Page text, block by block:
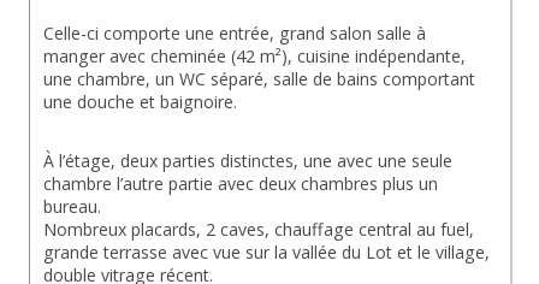
Celle-ci comporte une entrée, grand salon salle à
manger avec cheminée (42 m²), cuisine indépendante,
une chambre, un WC séparé, salle de bains comportant
une douche et baignoire.
À l’étage, deux parties distinctes, une avec une seule
chambre l’autre partie avec deux chambres plus un
bureau.
Nombreux placards, 2 caves, chauffage central au fuel,
grande terrasse avec vue sur la vallée du Lot et le village,
double vitrage récent.